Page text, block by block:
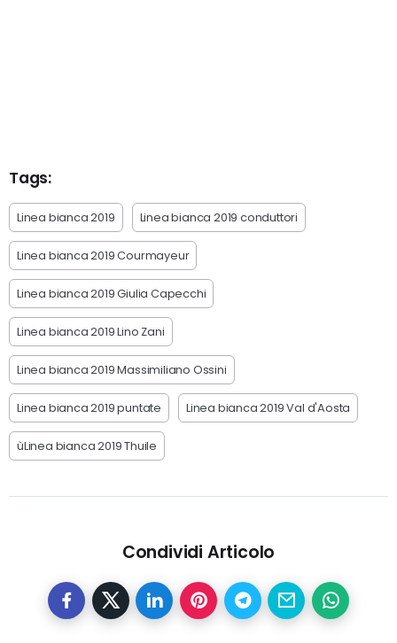
Tags:
Linea bianca 2019 Linea bianca 2019 conduttori
Linea bianca 2019 Courmayeur
Linea bianca 2019 Giulia Capecchi
Linea bianca 2019 Lino Zani
Linea bianca 2019 Massimiliano Ossini
Linea bianca 2019 puntate Linea bianca 2019 Val d'Aosta
ùLinea bianca 2019 Thuile
Condividi Articolo